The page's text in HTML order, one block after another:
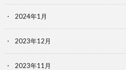
2024年1月
2023年12月
2023年11月